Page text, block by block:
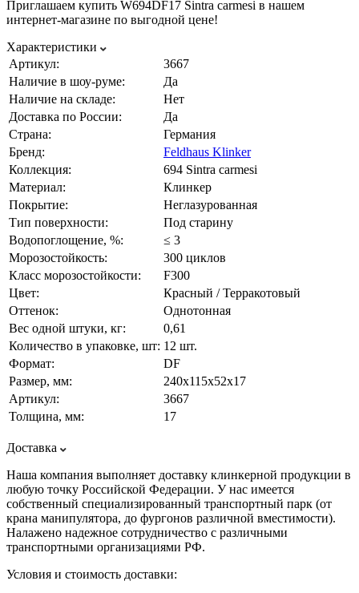
Приглашаем купить W694DF17 Sintra carmesi в нашем
интернет-магазине по выгодной цене!
Характеристики
Артикул:
3667
Наличие в шоу-руме:
Да
Наличие на складе:
Нет
Доставка по России:
Да
Страна:
Германия
Бренд:
Feldhaus Klinker
Коллекция:
694 Sintra carmesi
Материал:
Клинкер
Покрытие:
Неглазурованная
Тип поверхности:
Под старину
Водопоглощение, %:
≤ 3
Морозостойкость:
300 циклов
Класс морозостойкости:
F300
Цвет:
Красный / Терракотовый
Оттенок:
Однотонная
Вес одной штуки, кг:
0,61
Количество в упаковке, шт: 12 шт.
Формат:
DF
Размер, мм:
240х115х52х17
Артикул:
3667
Толщина, мм:
17
Доставка
Наша компания выполняет доставку клинкерной продукции в
любую точку Российской Федерации. У нас имеется
собственный специализированный транспортный парк (от
крана манипулятора, до фургонов различной вместимости).
Налажено надежное сотрудничество с различными
транспортными организациями РФ.
Условия и стоимость доставки: